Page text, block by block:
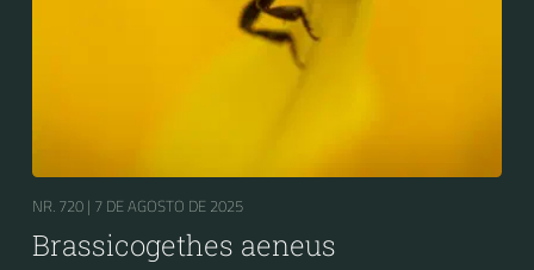
NR. 720 | 7 DE AGOSTO DE 2025
Brassicogethes aeneus